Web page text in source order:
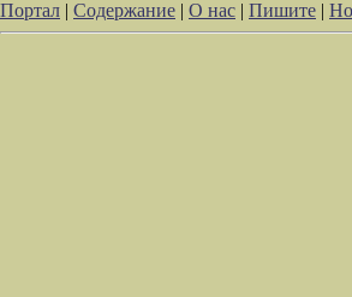
Портал | Содержание | О нас | Пишите |